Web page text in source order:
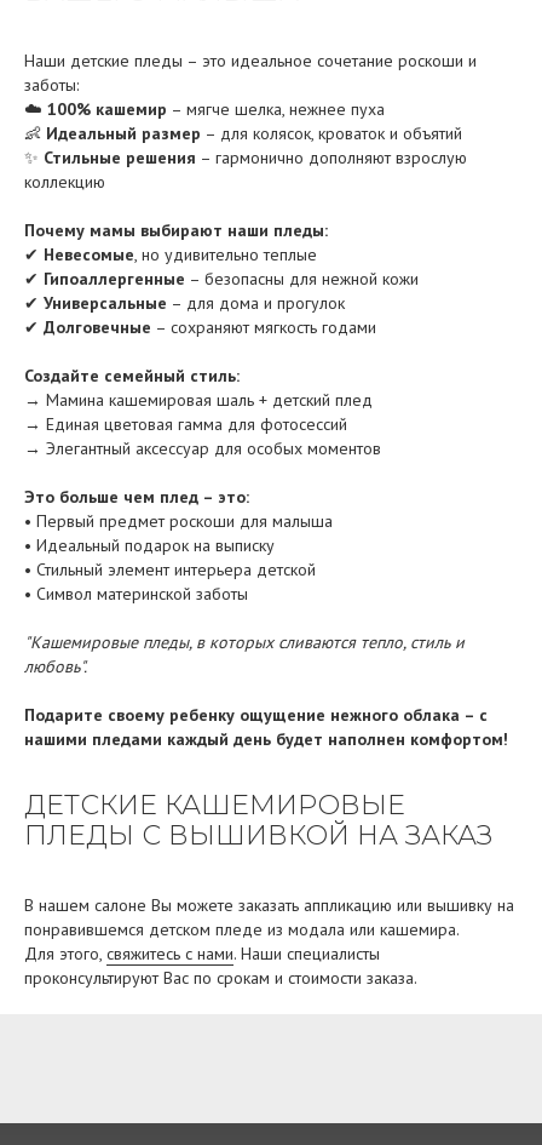
Наши детские пледы – это идеальное сочетание роскоши и
заботы:
☁️ 100% кашемир – мягче шелка, нежнее пуха
👶 Идеальный размер – для колясок, кроваток и объятий
✨ Стильные решения – гармонично дополняют взрослую
коллекцию
Почему мамы выбирают наши пледы:
✔ Невесомые, но удивительно теплые
✔ Гипоаллергенные – безопасны для нежной кожи
✔ Универсальные – для дома и прогулок
✔ Долговечные – сохраняют мягкость годами
Создайте семейный стиль:
→ Мамина кашемировая шаль + детский плед
→ Единая цветовая гамма для фотосессий
→ Элегантный аксессуар для особых моментов
Это больше чем плед – это:
• Первый предмет роскоши для малыша
• Идеальный подарок на выписку
• Стильный элемент интерьера детской
• Символ материнской заботы
"Кашемировые пледы, в которых сливаются тепло, стиль и
любовь".
Подарите своему ребенку ощущение нежного облака – с
нашими пледами каждый день будет наполнен комфортом!
ДЕТСКИЕ КАШЕМИРОВЫЕ
ПЛЕДЫ С ВЫШИВКОЙ НА ЗАКАЗ
В нашем салоне Вы можете заказать аппликацию или вышивку на
понравившемся детском пледе из модала или кашемира.
Для этого, свяжитесь с нами. Наши специалисты
проконсультируют Вас по срокам и стоимости заказа.